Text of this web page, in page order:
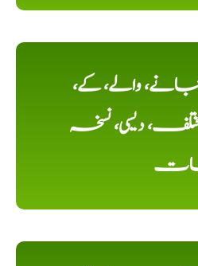
والے، کے،
دیسی، نسخہ